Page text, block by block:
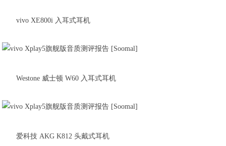
vivo XE800i 入耳式耳机
Westone 威士顿 W60 入耳式耳机
爱科技 AKG K812 头戴式耳机